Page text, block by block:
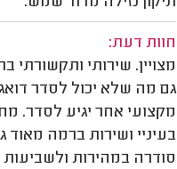
חוות דעת:
מצויין. שירותי ותקשורתי
גם מה שלא יכול לסדר
מקצועי אחר יגיע לסדר.
בעיניי ושירות ברמה
סודרה במהירות ולשביעות